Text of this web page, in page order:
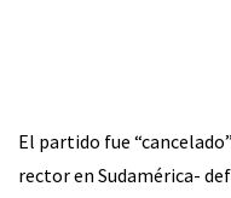
El partido fue
rector en Sudamérica-